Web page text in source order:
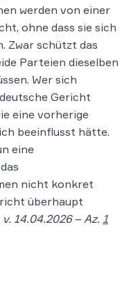
werden von einer
ohne dass sie sich
Zwar schützt das
Parteien dieselben
Wer sich
Gericht
eine vorherige
beeinflusst hätte.
eine
nicht konkret
überhaupt
14.04.2026 – Az. 1